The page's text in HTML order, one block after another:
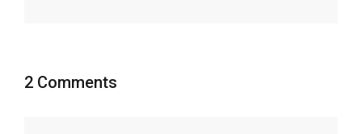
2 Comments